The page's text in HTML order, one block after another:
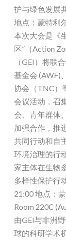
护与绿色发展
地点：蒙特利
本次大会是《
区”（Action
（GEI）将联
基金会 (AWF)
协会（TNC）
会议活动，召
会、青年群体
加强合作，推
共同行动和自
环境治理的行
家主体在生物
多样性保护行
21:00 地点：
Room 220C
由GEI与非洲
球的科研学术